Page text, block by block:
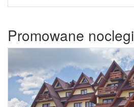
Promowane noclegi